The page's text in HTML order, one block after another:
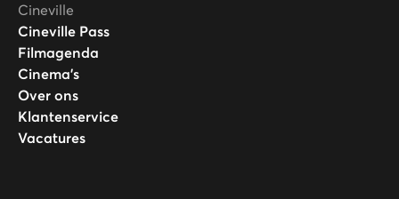
Cineville
Cineville Pass
Filmagenda
Cinema's
Over ons
Klantenservice
Vacatures